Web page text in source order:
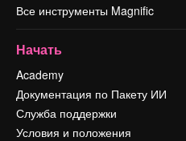
Все инструменты Magnific
Начать
Academy
Документация по Пакету ИИ
Служба поддержки
Условия и положения